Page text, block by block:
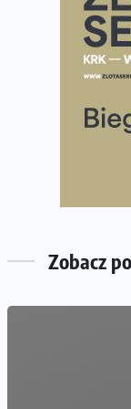
półmaratonem
Już w tę sobotę
Wystartuje
poradnik przed
Ile razy w
często biegać,
Już w ten
wiedzieć
Zobacz